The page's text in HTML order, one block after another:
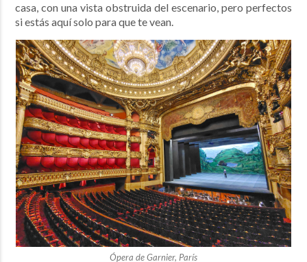
casa, con una vista obstruida del escenario, pero perfectos
si estás aquí solo para que te vean.
Ópera de Garnier, París